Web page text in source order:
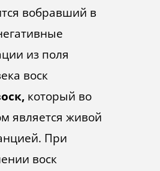
вобравший в
из поля
воск
который во
является живой
При
воск